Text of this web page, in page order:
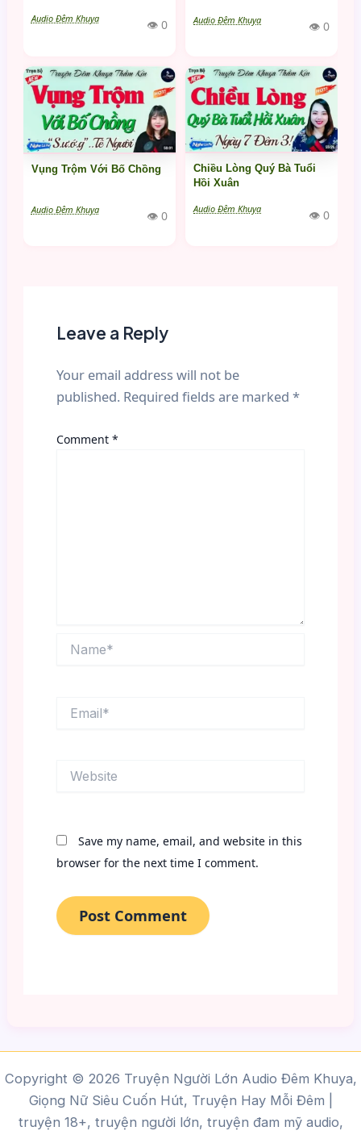
Audio Đêm Khuya 👁 0 Audio Đêm Khuya 👁 0
Vụng Trộm Với Bố Chồng
Audio Đêm Khuya 👁 0
Chiều Lòng Quý Bà Tuổi
Hồi Xuân
Audio Đêm Khuya 👁 0
Leave a Reply
Your email address will not be
published. Required fields are marked *
Comment *
Save my name, email, and website in this
browser for the next time I comment.
Copyright © 2026 Truyện Người Lớn Audio Đêm Khuya,
Giọng Nữ Siêu Cuốn Hút, Truyện Hay Mỗi Đêm |
truyện 18+, truyện người lớn, truyện đam mỹ audio,